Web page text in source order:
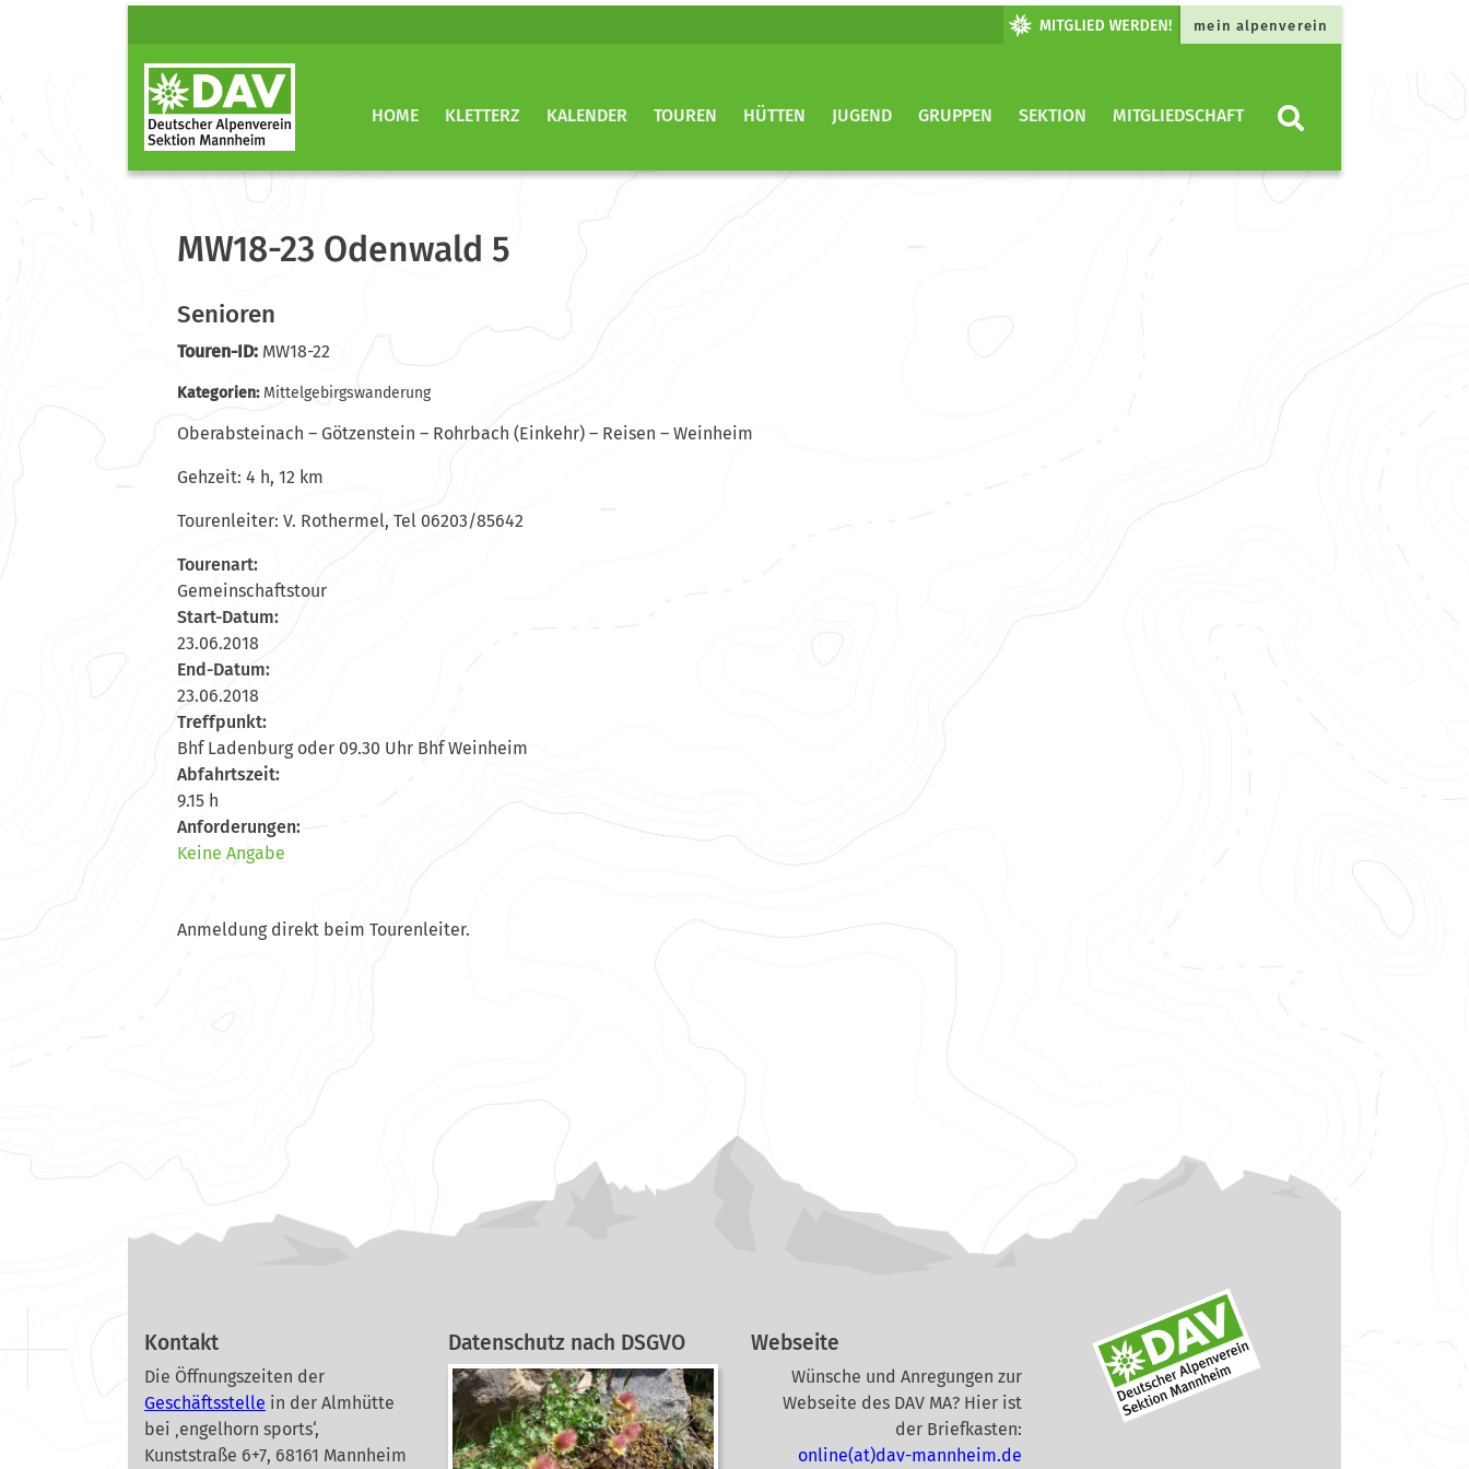
mein alpenverein
HOME KLETTERZ KALENDER TOUREN HÜTTEN JUGEND GRUPPEN SEKTION MITGLIEDSCHAFT
MW18-23 Odenwald 5
Senioren
Touren-ID: MW18-22
Kategorien: Mittelgebirgswanderung
Oberabsteinach – Götzenstein – Rohrbach (Einkehr) – Reisen – Weinheim
Gehzeit: 4 h, 12 km
Tourenleiter: V. Rothermel, Tel 06203/85642
Tourenart:
Gemeinschaftstour
Start-Datum:
23.06.2018
End-Datum:
23.06.2018
Treffpunkt:
Bhf Ladenburg oder 09.30 Uhr Bhf Weinheim
Abfahrtszeit:
9.15 h
Anforderungen:
Keine Angabe
Anmeldung direkt beim Tourenleiter.
Kontakt
Die Öffnungszeiten der
Geschäftsstelle in der Almhütte
bei ‚engelhorn sports‘,
Kunststraße 6+7, 68161 Mannheim
Datenschutz nach DSGVO Webseite
Wünsche und Anregungen zur
Webseite des DAV MA? Hier ist
der Briefkasten:
online(at)dav-mannheim.de